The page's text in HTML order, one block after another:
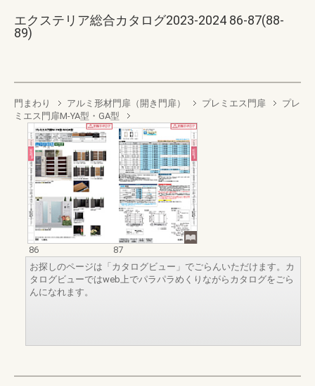
エクステリア総合カタログ2023-2024 86-87(88-
89)
門まわり アルミ形材門扉（開き門扉） プレミエス門扉
プレ
ミエス門扉M-YA型・GA型
86
87
お探しのページは「カタログビュー」でごらんいただけます。カ
タログビューではweb上でパラパラめくりながらカタログをごら
んになれます。